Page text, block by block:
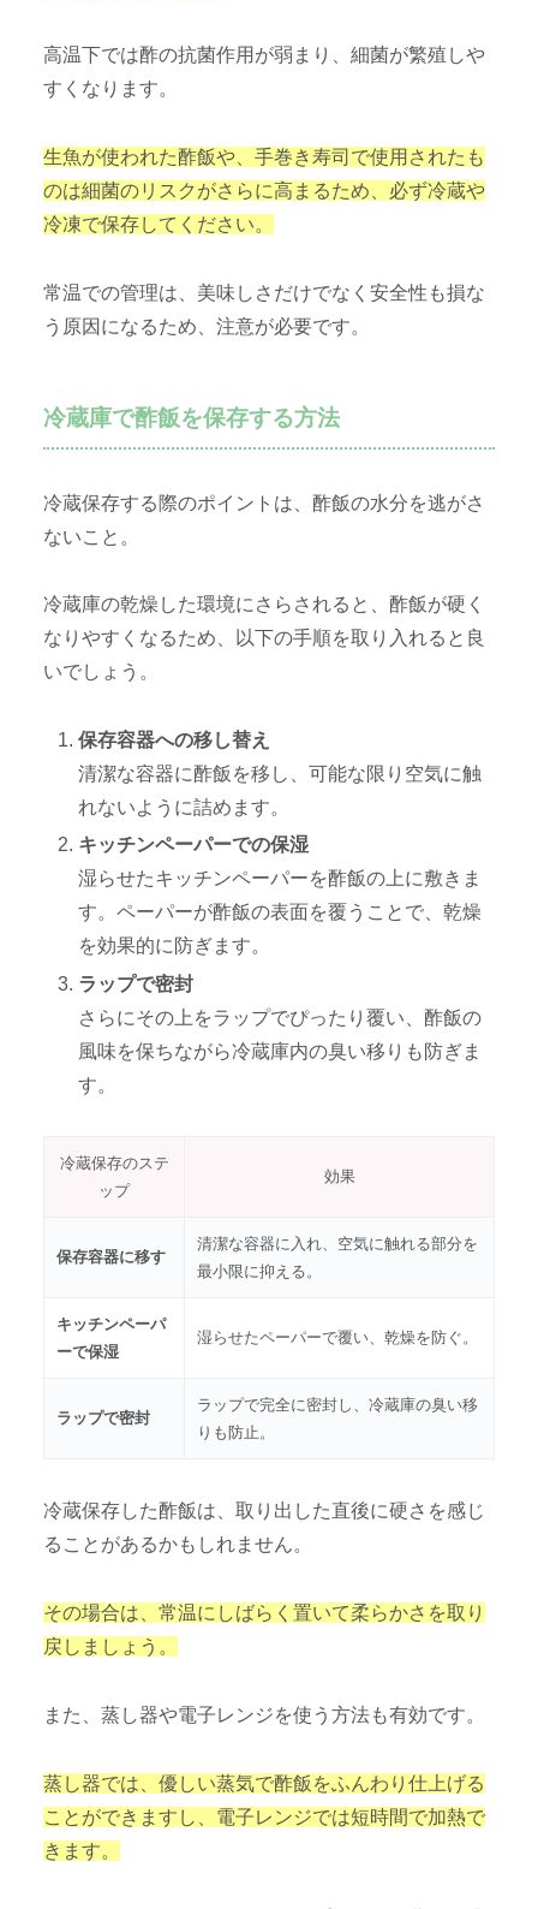
高温下では酢の抗菌作用が弱まり、細菌が繁殖しや
すくなります。
生魚が使われた酢飯や、手巻き寿司で使用されたも
のは細菌のリスクがさらに高まるため、必ず冷蔵や
冷凍で保存してください。
常温での管理は、美味しさだけでなく安全性も損な
う原因になるため、注意が必要です。
冷蔵庫で酢飯を保存する方法
冷蔵保存する際のポイントは、酢飯の水分を逃がさ
ないこと。
冷蔵庫の乾燥した環境にさらされると、酢飯が硬く
なりやすくなるため、以下の手順を取り入れると良
いでしょう。
保存容器への移し替え
清潔な容器に酢飯を移し、可能な限り空気に触
れないように詰めます。
キッチンペーパーでの保湿
湿らせたキッチンペーパーを酢飯の上に敷きま
す。ペーパーが酢飯の表面を覆うことで、乾燥
を効果的に防ぎます。
ラップで密封
さらにその上をラップでぴったり覆い、酢飯の
風味を保ちながら冷蔵庫内の臭い移りも防ぎま
す。
冷蔵保存のステ
ップ
効果
保存容器に移す
清潔な容器に入れ、空気に触れる部分を
最小限に抑える。
キッチンペーパ
ーで保湿
湿らせたペーパーで覆い、乾燥を防ぐ。
ラップで密封
ラップで完全に密封し、冷蔵庫の臭い移
りも防止。
冷蔵保存した酢飯は、取り出した直後に硬さを感じ
ることがあるかもしれません。
その場合は、常温にしばらく置いて柔らかさを取り
戻しましょう。
また、蒸し器や電子レンジを使う方法も有効です。
蒸し器では、優しい蒸気で酢飯をふんわり仕上げる
ことができますし、電子レンジでは短時間で加熱で
きます。